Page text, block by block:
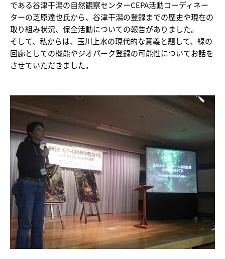
である谷津干潟の自然観察センターCEPA活動コーディネー
ターの芝原達也氏から、谷津干潟の登録までの歴史や現在の
取り組み状況、保全活動についての報告がありました。
そして、私からは、玉川上水の現代的な意義と題して、緑の
回廊としての機能やジオパーク登録の可能性についてお話を
させていただきました。